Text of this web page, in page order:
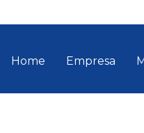
Home Empresa